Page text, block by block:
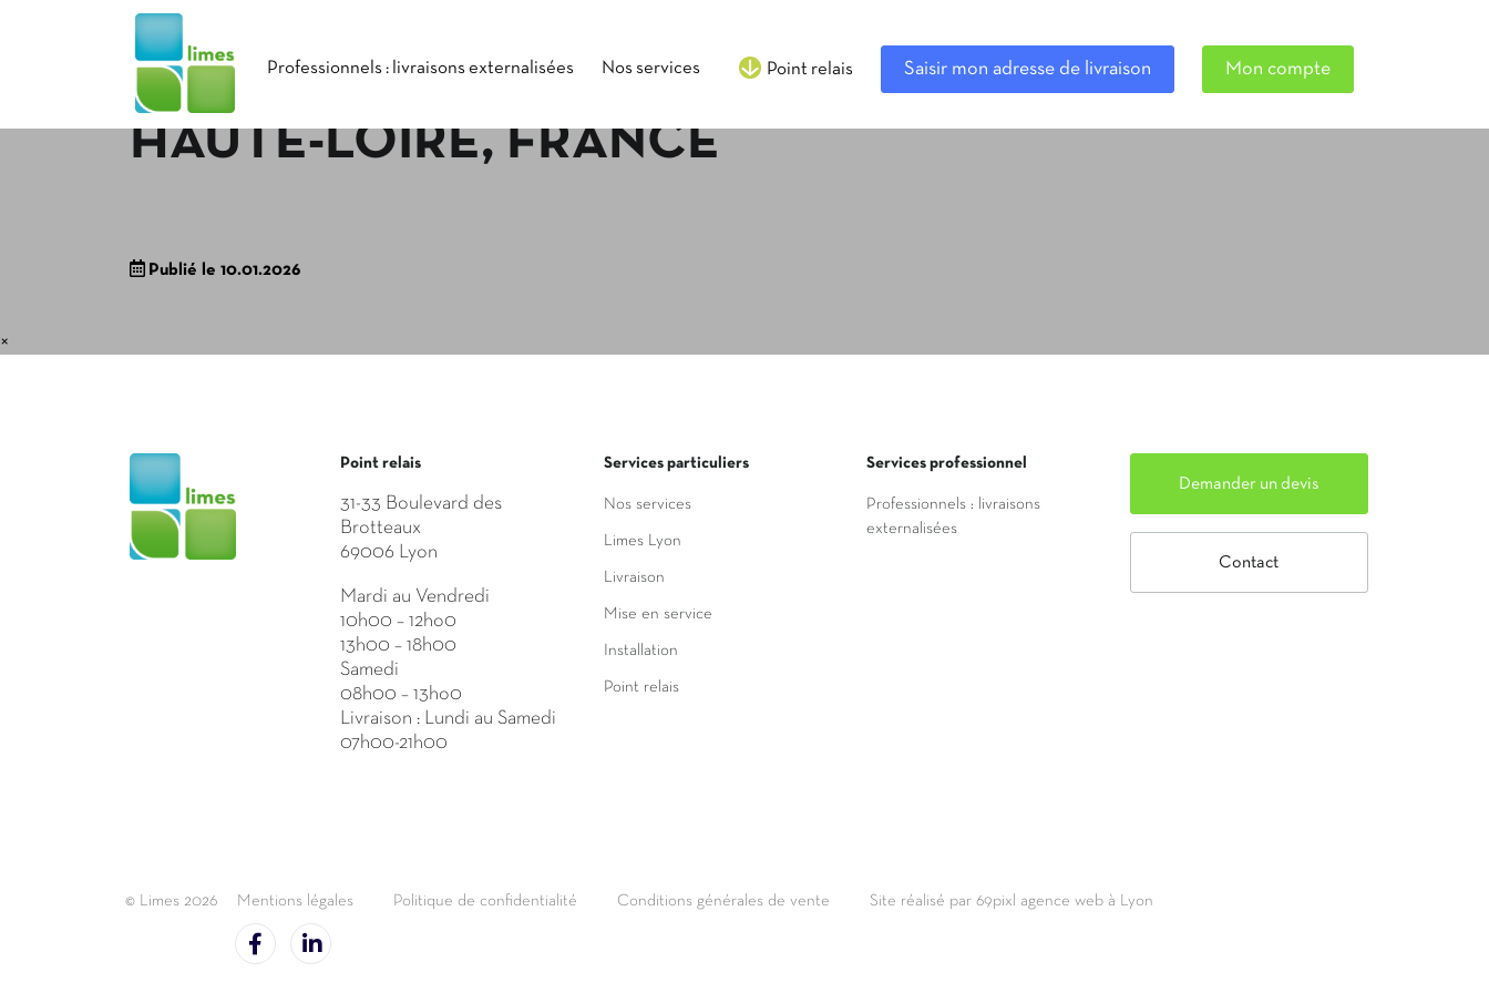
Professionnels : livraisons externalisées Nos services Point relais Saisir mon adresse de livraison Mon compte
HAUTE-LOIRE, FRANCE
Publié le 10.01.2026
×
Point relais
31-33 Boulevard des
Brotteaux
69006 Lyon
Mardi au Vendredi
10h00 – 12ho0
13h00 – 18h00
Samedi
08h00 – 13ho0
Livraison : Lundi au Samedi
07h00-21h00
Services particuliers
Nos services
Limes Lyon
Livraison
Mise en service
Installation
Point relais
Services professionnel
Professionnels : livraisons
externalisées
Demander un devis
Contact
© Limes 2026 Mentions légales Politique de confidentialité Conditions générales de vente Site réalisé par 69pixl agence web à Lyon